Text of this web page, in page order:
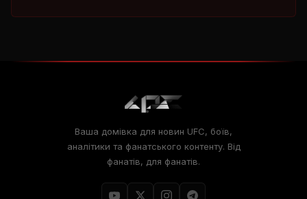
Ваша домівка для новин UFC, боїв,
аналітики та фанатського контенту. Від
фанатів, для фанатів.